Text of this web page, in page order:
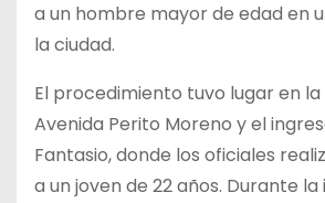
a un hombre mayor de edad en
la ciudad.
El procedimiento tuvo lugar en
Avenida Perito Moreno y el
Fantasio, donde los oficiales
a un joven de 22 años. Durante